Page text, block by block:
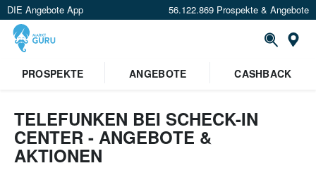
DIE Angebote App 56.122.869 Prospekte & Angebote
Standort festlegen
PROSPEKTE ANGEBOTE CASHBACK
TELEFUNKEN BEI SCHECK-IN
CENTER - ANGEBOTE &
AKTIONEN